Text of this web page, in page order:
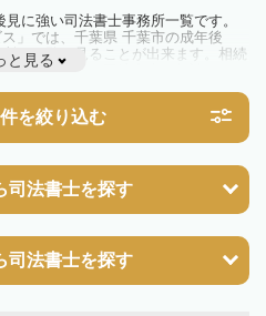
に強い司法書士事務所一覧です。
」では、千葉県 千葉市の成年後
を一覧で見ることが出来ます。相続
は一度近隣の司法書士に相談してみ
と見る
を絞り込む
司法書士を探す
司法書士を探す